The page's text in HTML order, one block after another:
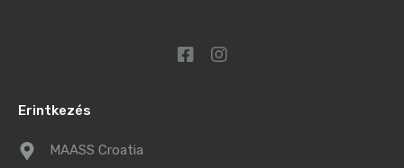
Erintkezés
MAASS Croatia